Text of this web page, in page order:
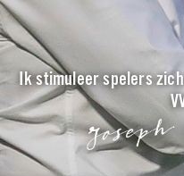
Ik stimuleer spelers